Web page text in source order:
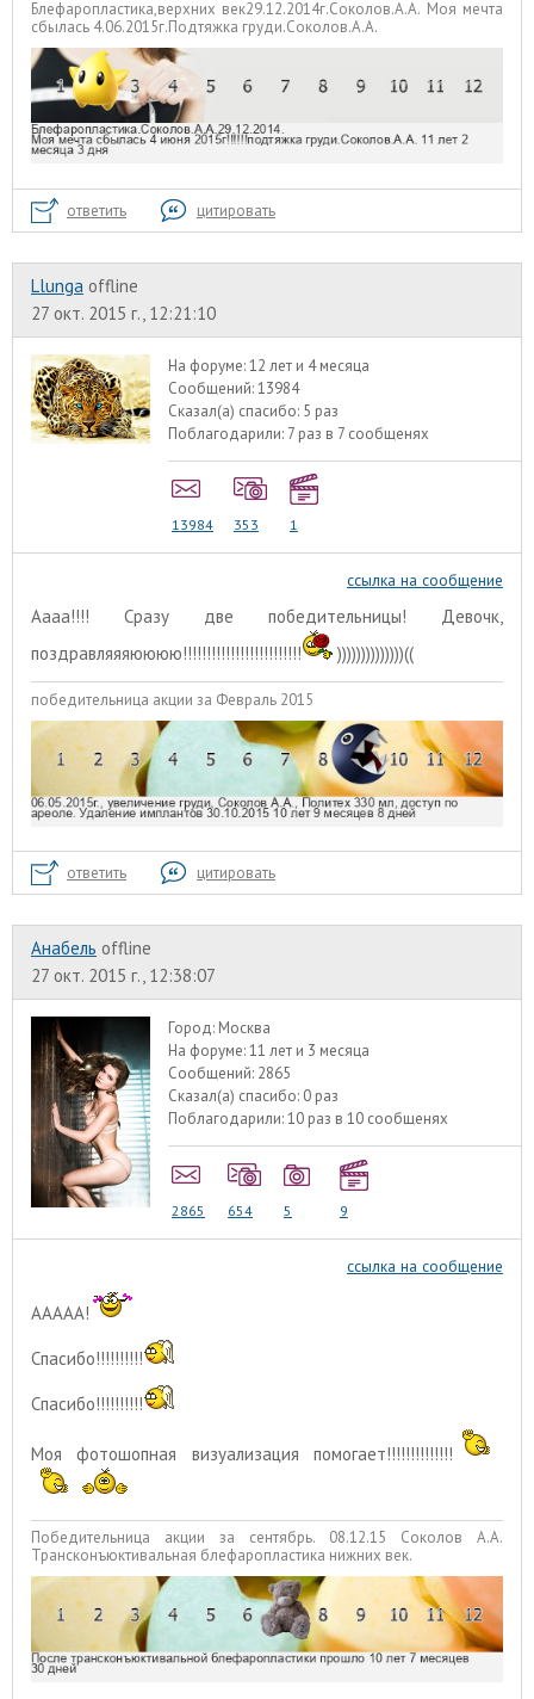
Блефаропластика,верхних век29.12.2014г.Соколов.А.А. Моя мечта
сбылась 4.06.2015г.Подтяжка груди.Соколов.А.А.
ответить цитировать
Llunga offline
27 окт. 2015 г., 12:21:10
На форуме:12 лет и 4 месяца
Сообщений:13984
Сказал(а) спасибо: 5 раз
Поблагодарили: 7 раз в 7 сообщенях
13984 353 1
ссылка на сообщение
Аааа!!!! Сразу две победительницы! Девочк,
поздравляяяюююю!!!!!!!!!!!!!!!!!!!!!!!!!
))))))))))))))((
победительница акции за Февраль 2015
ответить цитировать
Анабель offline
27 окт. 2015 г., 12:38:07
Город: Москва
На форуме:11 лет и 3 месяца
Сообщений: 2865
Сказал(а) спасибо: 0 раз
Поблагодарили:10 раз в 10 сообщенях
2865 654 5 9
ссылка на сообщение
ААААА!
Спасибо!!!!!!!!!!
Спасибо!!!!!!!!!!
Моя фотошопная визуализация помогает!!!!!!!!!!!!!!
Победительница акции за сентябрь. 08.12.15 Соколов А.А.
Трансконъюктивальная блефаропластика нижних век.